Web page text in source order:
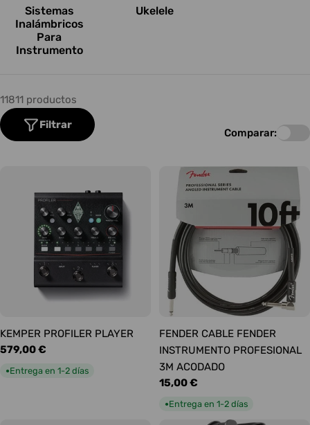
Sistemas
Inalámbricos
Para
Instrumento
Ukelele
11811 productos
Filtrar
Comparar:
KEMPER PROFILER PLAYER
Precio
habitual
579,00 €
●Entrega en 1-2 días
FENDER CABLE FENDER
INSTRUMENTO PROFESIONAL
3M ACODADO
Precio
habitual
15,00 €
●Entrega en 1-2 días